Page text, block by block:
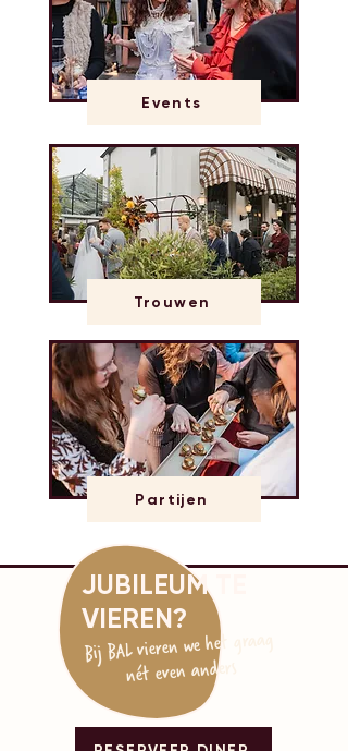
Events
Trouwen
Partijen
JUBILEUM TE
VIEREN?
Bij BAL vieren we het graag
nét even anders